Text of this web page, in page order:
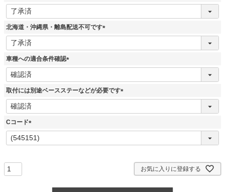
(
須
北海道・沖縄県・離島配送不可です
(
車種への適合条件確認
(
須
取付には別途ベースステーなどが必要です
(
Cコード
(
必
お気に入りに登録する